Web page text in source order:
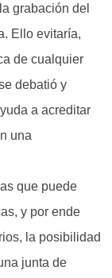
grabación del
Ello evitaría,
de cualquier
debatió y
a acreditar
una
que puede
y por ende
la posibilidad
junta de